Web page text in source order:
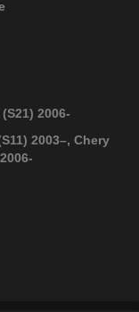
2006-
2003–, Chery